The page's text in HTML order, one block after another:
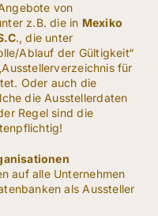
von
z.B. die in Mexiko
., die unter
Ablauf der Gültigkeit“
für
Oder auch die
die Ausstellerdaten
Regel sind die
auf alle Unternehmen
als Aussteller